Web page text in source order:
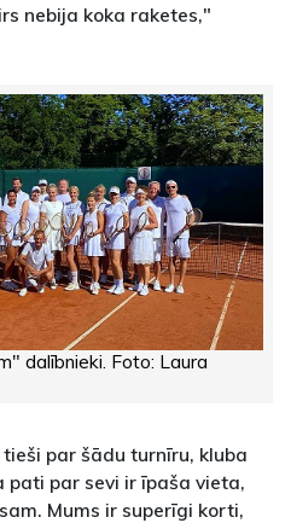
nebija koka raketes,"
dalībnieki. Foto: Laura
par šādu turnīru, kluba
pati par sevi ir īpaša vieta,
Mums ir superīgi korti,